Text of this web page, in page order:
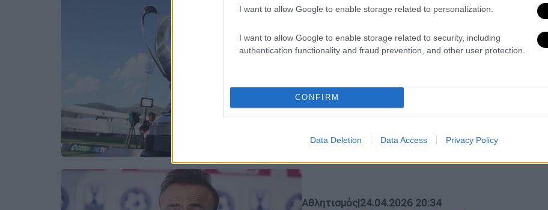
I want to allow Google to enable storage related to personalization.
I want to allow Google to enable storage related to security, including
authentication functionality and fraud prevention, and other user protection.
CONFIRM
Data Deletion Data Access Privacy Policy
ΠΑΟΚ - ΟΦΗ: Ώρα τελικού, ώρα
Κύπελλο την τελευταία δεκαετία και
ο ΟΦΗ να ζήσει στιγμές σαν το 1987
Αθλητισμός|24.04.2026 20:34